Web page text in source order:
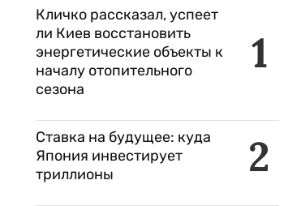
1
Кличко рассказал, успеет
ли Киев восстановить
энергетические объекты к
началу отопительного
сезона
2
Ставка на будущее: куда
Япония инвестирует
триллионы